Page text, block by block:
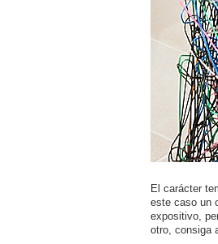
El carácter
este caso un
expositivo,
otro, consiga